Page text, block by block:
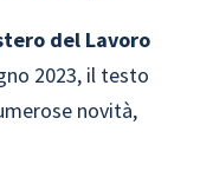
del Lavoro
2023, il testo
novità,